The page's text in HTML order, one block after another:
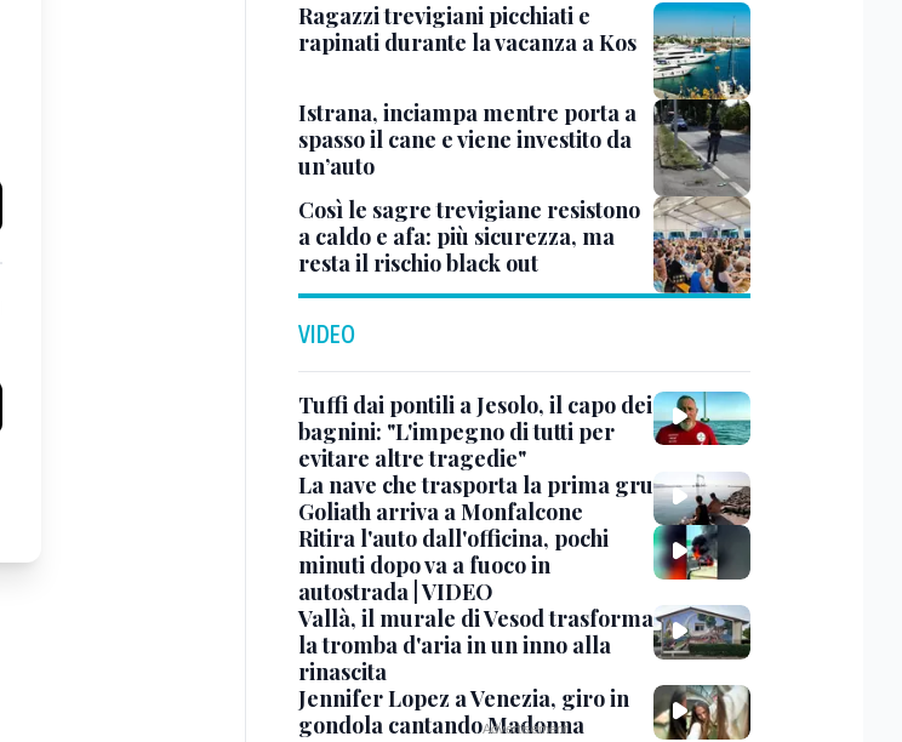
Ragazzi trevigiani picchiati e
rapinati durante la vacanza a Kos
Istrana, inciampa mentre porta a
spasso il cane e viene investito da
un’auto
Così le sagre trevigiane resistono
a caldo e afa: più sicurezza, ma
resta il rischio black out
VIDEO
Tuffi dai pontili a Jesolo, il capo dei
bagnini: "L'impegno di tutti per
evitare altre tragedie"
La nave che trasporta la prima gru
Goliath arriva a Monfalcone
Ritira l'auto dall'officina, pochi
minuti dopo va a fuoco in
autostrada | VIDEO
Vallà, il murale di Vesod trasforma
la tromba d'aria in un inno alla
rinascita
Jennifer Lopez a Venezia, giro in
gondola cantando Madonna